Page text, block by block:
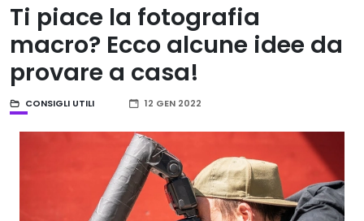
Ti piace la fotografia
macro? Ecco alcune idee da
provare a casa!
CONSIGLI UTILI 12 GEN 2022